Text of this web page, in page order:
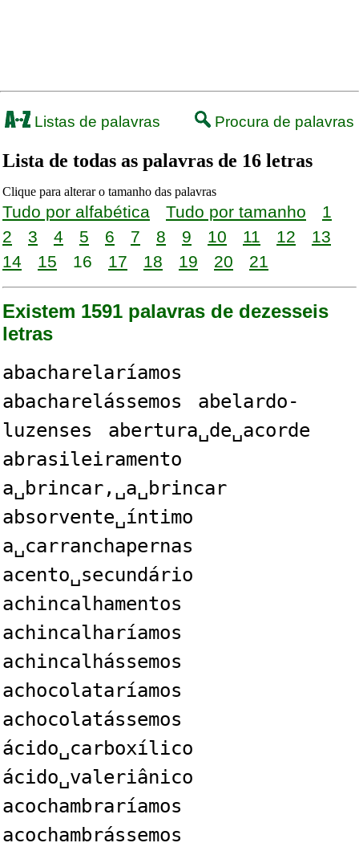
Listas de palavras Procura de palavras
Lista de todas as palavras de 16 letras
Clique para alterar o tamanho das palavras
Tudo por alfabética Tudo por tamanho
1
2
3 4 5 6 7 8 9 10 11 12
13
14
15 16 17 18 19 20 21
Existem 1591 palavras de dezesseis
letras
abacharelaríamos
abacharelássemos
abelardo-
luzenses
abertura␣de␣acorde
abrasileiramento
a␣brincar,␣a␣brincar
absorvente␣íntimo
a␣carranchapernas
acento␣secundário
achincalhamentos
achincalharíamos
achincalhássemos
achocolataríamos
achocolatássemos
ácido␣carboxílico
ácido␣valeriânico
acochambraríamos
acochambrássemos